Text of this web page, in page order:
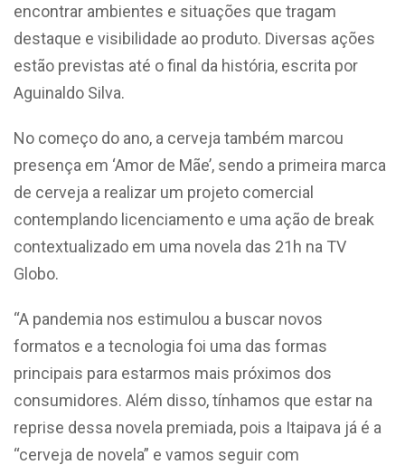
encontrar ambientes e situações que tragam
destaque e visibilidade ao produto. Diversas ações
estão previstas até o final da história, escrita por
Aguinaldo Silva.
No começo do ano, a cerveja também marcou
presença em ‘Amor de Mãe’, sendo a primeira marca
de cerveja a realizar um projeto comercial
contemplando licenciamento e uma ação de break
contextualizado em uma novela das 21h na TV
Globo.
“A pandemia nos estimulou a buscar novos
formatos e a tecnologia foi uma das formas
principais para estarmos mais próximos dos
consumidores. Além disso, tínhamos que estar na
reprise dessa novela premiada, pois a Itaipava já é a
“cerveja de novela” e vamos seguir com